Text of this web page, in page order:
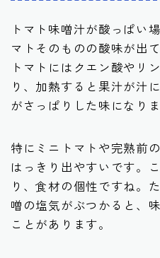
トマト味噌汁が酸っぱい
マトそのものの酸味が出
トマトにはクエン酸やリ
り、加熱すると果汁が汁
がさっぱりした味になりま
特にミニトマトや完熟前
はっきり出やすいです。
り、食材の個性ですね。
噌の塩気がぶつかると、
ことがあります。